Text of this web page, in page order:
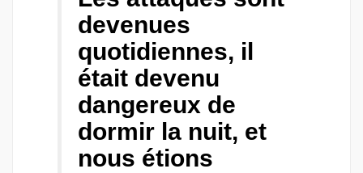
devenues
quotidiennes, il
était devenu
dangereux de
dormir la nuit, et
nous étions